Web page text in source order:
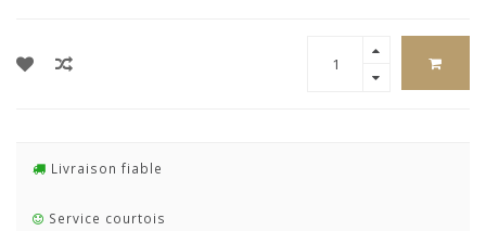
Livraison fiable
Service courtois